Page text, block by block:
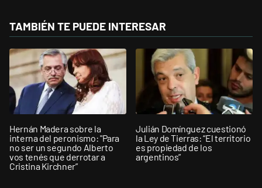
TAMBIÉN TE PUEDE INTERESAR
Hernán Madera sobre la
interna del peronismo: "Para
no ser un segundo Alberto
vos tenés que derrotar a
Cristina Kirchner”
Julián Domínguez cuestionó
la Ley de Tierras: “El territorio
es propiedad de los
argentinos”